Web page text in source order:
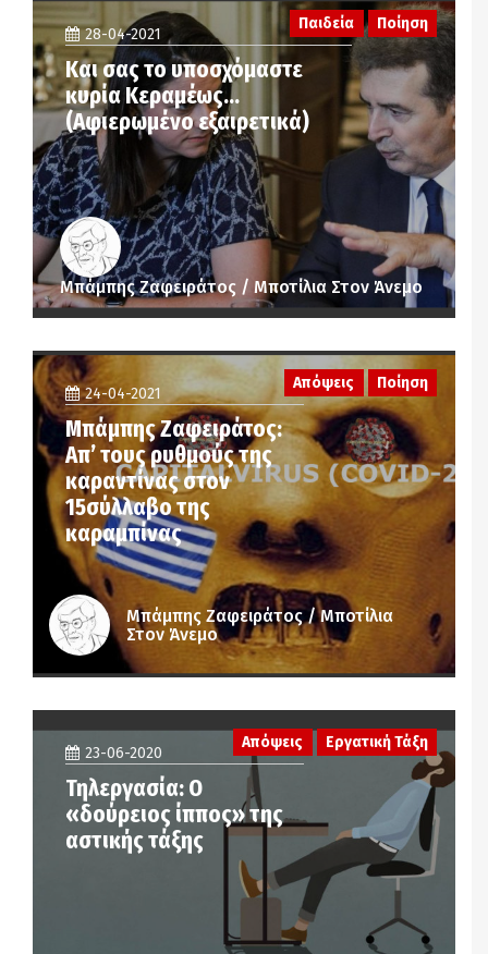
Παιδεία Ποίηση
28-04-2021
Και σας το υποσχόμαστε
κυρία Κεραμέως…
(Αφιερωμένο εξαιρετικά)
Μπάμπης Ζαφειράτος / Μποτίλια Στον Άνεμο
24-04-2021
Μπάμπης Ζαφειράτος:
Απ’ τους ρυθμούς της
καραντίνας στον
15σύλλαβο της
καραμπίνας
Απόψεις Ποίηση
Μπάμπης Ζαφειράτος / Μποτίλια
Στον Άνεμο
23-06-2020
Τηλεργασία: Ο
«δούρειος ίππος» της
αστικής τάξης
Απόψεις Εργατική Τάξη